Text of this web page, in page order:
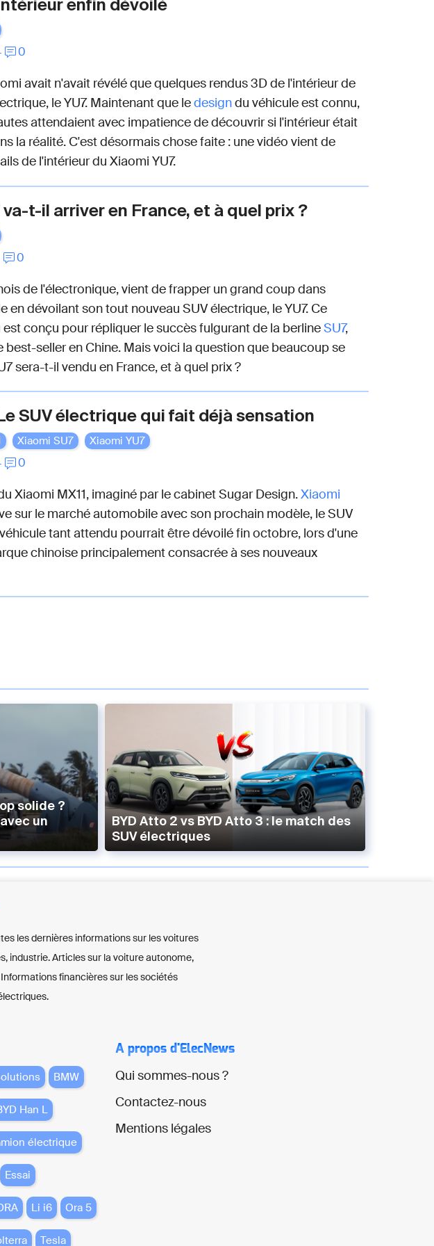
enfin dévoilé
0
avait n'avait révélé que quelques rendus 3D de l'intérieur de
le YU7. Maintenant que ledesigndu véhicule est connu,
attendaient avec impatience de découvrir si l'intérieur était
la réalité. C'est désormais chose faite : une vidéo vient de
de l'intérieur du Xiaomi YU7.
va-t-il arriver en France, et à quel prix ?
0
de l'électronique, vient de frapper un grand coup dans
en dévoilant son tout nouveau SUV électrique, le YU7. Ce
conçu pour répliquer le succès fulgurant de la berlineSU7,
best-seller en Chine. Mais voici la question que beaucoup se
sera-t-il vendu en France, et à quel prix ?
SUV électrique qui fait déjà sensation
Xiaomi SU7 Xiaomi YU7
0
Xiaomi MX11, imaginé par le cabinet Sugar Design.Xiaomi
sur le marché automobile avec son prochain modèle, le SUV
tant attendu pourrait être dévoilé fin octobre, lors d'une
chinoise principalement consacrée à ses nouveaux
solide ?
un
BYD Atto 2 vs BYD Atto 3 : le match des
SUV électriques
les dernières informations sur les voitures
industrie. Articles sur la voiture autonome,
financières sur les sociétés
BMW
Han L
électrique
Essai
Li i6 Ora 5
Tesla
A propos d'ElecNews
Qui sommes-nous ?
Contactez-nous
Mentions légales